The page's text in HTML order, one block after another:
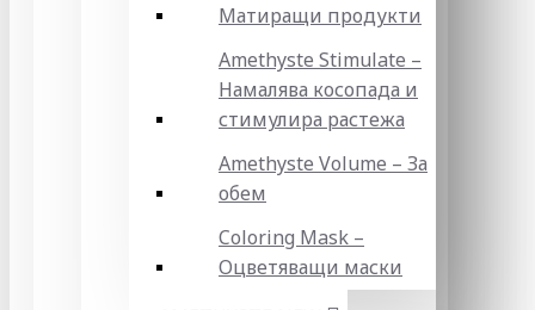
Матиращи продукти
Amethyste Stimulate –
Намалява косопада и
стимулира растежа
Amethyste Volume – За
обем
Coloring Mask –
Оцветяващи маски